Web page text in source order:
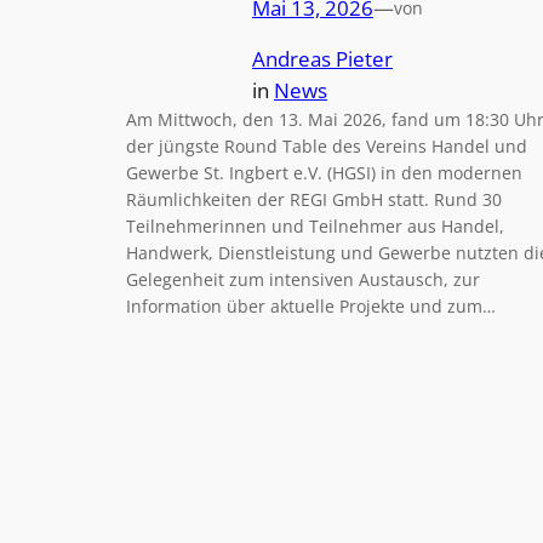
Mai 13, 2026—von
Andreas Pieter
in News
Am Mittwoch, den 13. Mai 2026, fand um 18:30 Uhr
der jüngste Round Table des Vereins Handel und
Gewerbe St. Ingbert e.V. (HGSI) in den modernen
Räumlichkeiten der REGI GmbH statt. Rund 30
Teilnehmerinnen und Teilnehmer aus Handel,
Handwerk, Dienstleistung und Gewerbe nutzten
Gelegenheit zum intensiven Austausch, zur
Information über aktuelle Projekte und zum…